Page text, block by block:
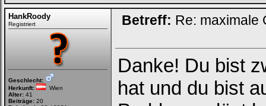
HankRoody
Registriert
Geschlecht:
Herkunft:
Wien
Alter: 41
Beiträge: 20
Betreff: Re: maximale
Danke! Du bist
hat und du bist